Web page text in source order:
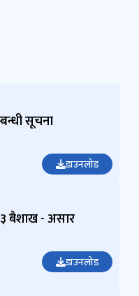
सूचना
डाउनलोड
बैशाख - असार
डाउनलोड